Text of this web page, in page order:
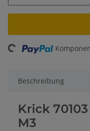
Beschreibung
Krick
M3